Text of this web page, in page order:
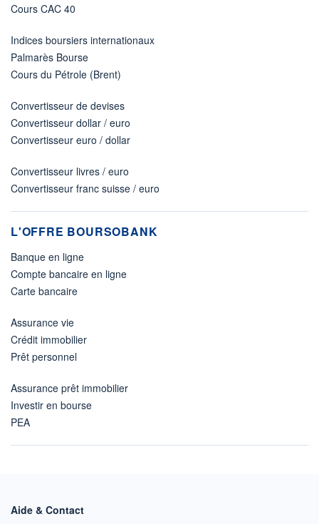
Cours CAC 40
Indices boursiers internationaux
Palmarès Bourse
Cours du Pétrole (Brent)
Convertisseur de devises
Convertisseur dollar / euro
Convertisseur euro / dollar
Convertisseur livres / euro
Convertisseur franc suisse / euro
L'OFFRE BOURSOBANK
Banque en ligne
Compte bancaire en ligne
Carte bancaire
Assurance vie
Crédit immobilier
Prêt personnel
Assurance prêt immobilier
Investir en bourse
PEA
Aide & Contact